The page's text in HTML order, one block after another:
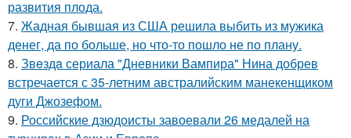
развития плода.
7. Жадная бывшая из США решила выбить из мужика
денег, да по больше, но что-то пошло не по плану.
8. Звeздa сериала "Дневники Вампира" Нина добрев
встречается с 35-летним австралийским манекенщиком
дуги Джозефом.
9. Российские дзюдоисты завоевали 26 медалей на